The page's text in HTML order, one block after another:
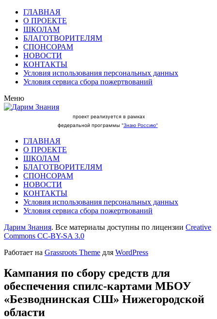
ГЛАВНАЯ
О ПРОЕКТЕ
ШКОЛАМ
БЛАГОТВОРИТЕЛЯМ
СПОНСОРАМ
НОВОСТИ
КОНТАКТЫ
Условия использования персональных данных
Условия сервиса сбора пожертвований
Меню
проект реализуется в рамках
федеральной программы "Знаю Россию"
ГЛАВНАЯ
О ПРОЕКТЕ
ШКОЛАМ
БЛАГОТВОРИТЕЛЯМ
СПОНСОРАМ
НОВОСТИ
КОНТАКТЫ
Условия использования персональных данных
Условия сервиса сбора пожертвований
Дарим Знания. Все материалы доступны по лицензии Creative
Commons СС-BY-SA 3.0
Работает на Grassroots Theme для WordPress
Кампания по сбору средств для
обеспечения спилс-картами МБОУ
«Безводнинская СШ» Нижегородской
области